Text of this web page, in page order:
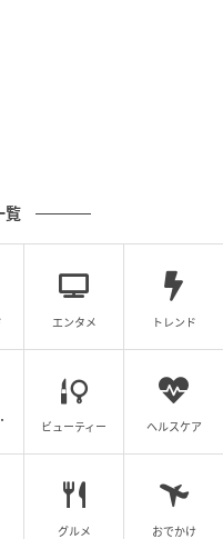
覧
エンタメ トレンド
ビューティー ヘルスケア
グルメ おでかけ